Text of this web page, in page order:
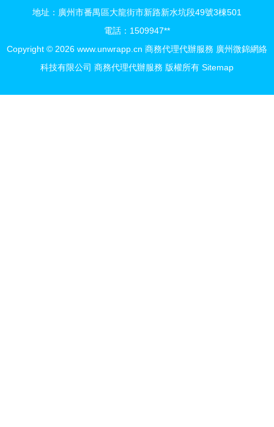
理記賬許可證書”的
相關介紹、產品、
地址：廣州市番禺區大龍街市新路新水坑段49號3棟501
電話：1509947**
Copyright © 2026 www.unwrapp.cn 商務代理代辦服務 廣州微錦網絡
科技有限公司 商務代理代辦服務 版權所有 Sitemap